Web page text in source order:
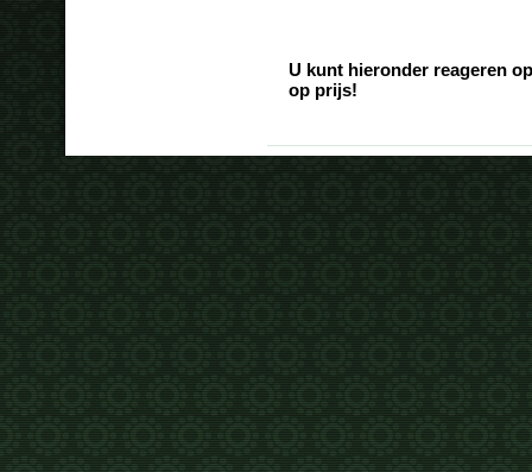
U kunt hieronder reageren
op prijs!